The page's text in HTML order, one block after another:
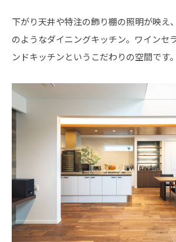
下がり天井や特注の飾り棚の照明が映え
のようなダイニングキッチン。ワインセ
ンドキッチンというこだわりの空間です。